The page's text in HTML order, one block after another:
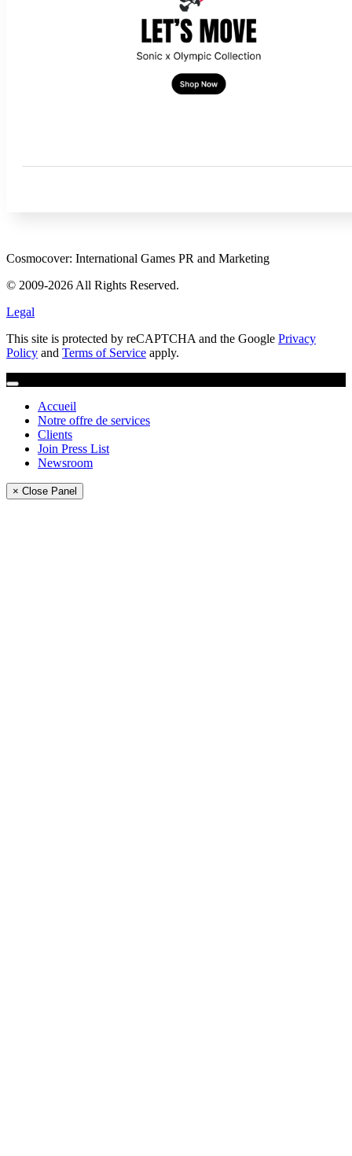
Cosmocover: International Games PR and Marketing
© 2009-2026 All Rights Reserved.
Legal
This site is protected by reCAPTCHA and the Google Privacy
Policy and Terms of Service apply.
Accueil
Notre offre de services
Clients
Join Press List
Newsroom
× Close Panel